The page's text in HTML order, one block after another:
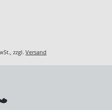
zzgl. Versand